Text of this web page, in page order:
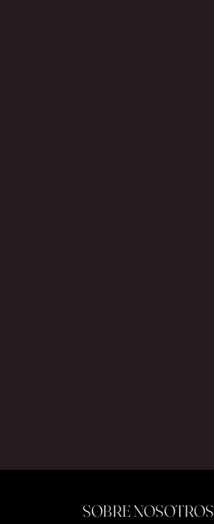
SOBRE NOSOTROS